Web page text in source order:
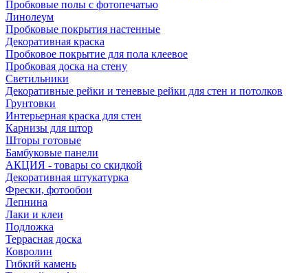
Пробковые полы с фотопечатью
Линолеум
Пробковые покрытия настенные
Декоративная краска
Пробковое покрытие для пола клеевое
Пробковая доска на стену
Светильники
Декоративные рейки и теневые рейки для стен и потолков
Грунтовки
Интерьерная краска для стен
Карнизы для штор
Шторы готовые
Бамбуковые панели
АКЦИЯ - товары со скидкой
Декоративная штукатурка
Фрески, фотообои
Лепнина
Лаки и клеи
Подложка
Террасная доска
Ковролин
Гибкий камень